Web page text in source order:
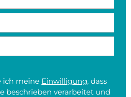
ich meine Einwilligung, dass
beschrieben verarbeitet und